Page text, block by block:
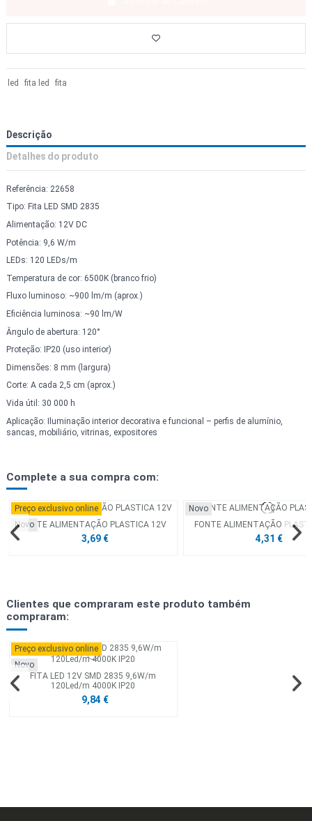
led fita led fita
Descrição
Detalhes do produto
Referência: 22658
Tipo: Fita LED SMD 2835
Alimentação: 12V DC
Potência: 9,6 W/m
LEDs: 120 LEDs/m
Temperatura de cor: 6500K (branco frio)
Fluxo luminoso: ~900 lm/m (aprox.)
Eficiência luminosa: ~90 lm/W
Ângulo de abertura: 120°
Proteção: IP20 (uso interior)
Dimensões: 8 mm (largura)
Corte: A cada 2,5 cm (aprox.)
Vida útil: 30 000 h
Aplicação: Iluminação interior decorativa e funcional – perfis de alumínio,
sancas, mobiliário, vitrinas, expositores
Complete a sua compra com:
Preço exclusivo online
Novo
FONTE ALIMENTAÇÃO PLASTICA 12V
3,69 €
Novo
FONTE ALIMENTAÇÃO
4,31 €
Clientes que compraram este produto também
compraram:
Preço exclusivo online
Novo
FITA LED 12V SMD 2835 9,6W/m
120Led/m 4000K IP20
9,84 €